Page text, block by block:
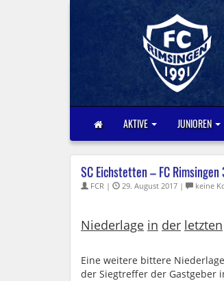
AKTIVE JUNIOREN
SC Eichstetten – FC Rimsingen
FCR | 29. August 2017 | keine
Niederlage in der letzten
Eine weitere bittere
der Siegtreffer der Gastgeber